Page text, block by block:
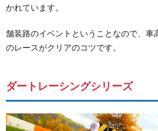
かれています。
舗装路のイベントということなので、車
のレースがクリアのコツです。
ダートレーシングシリーズ